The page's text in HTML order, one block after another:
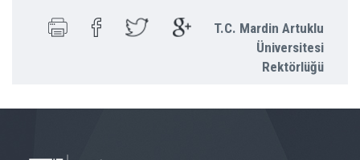
T.C. Mardin Artuklu
Üniversitesi
Rektörlüğü